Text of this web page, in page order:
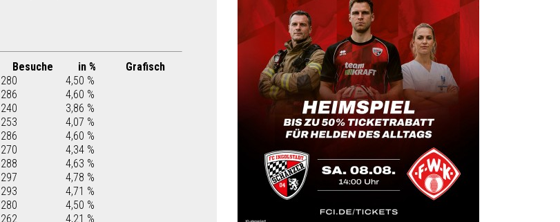
Besuche in %
Grafisch
280
4,50 %
286
4,60 %
240
3,86 %
253
4,07 %
286
4,60 %
270
4,34 %
288
4,63 %
297
4,78 %
293
4,71 %
280
4,50 %
262
4,21 %